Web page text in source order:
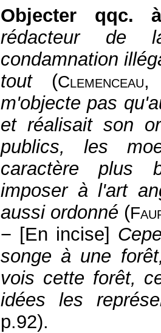
Objecter qqc.
rédacteur de
condamnation
tout(Clemenceau
m'objecte pas
et réalisait son
publics, les
caractère plus
imposer à l'art
aussi ordonné (
− [En incise]
songe à une
vois cette forêt,
idées les
p.92).